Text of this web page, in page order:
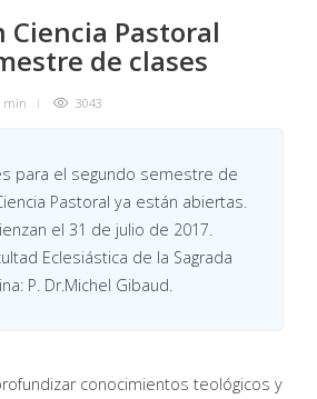
Ciencia Pastoral
de clases
min 3043
para el segundo semestre de
Pastoral ya están abiertas.
el 31 de julio de 2017.
Eclesiástica de la Sagrada
P. Dr.Michel Gibaud.
conocimientos teológicos y